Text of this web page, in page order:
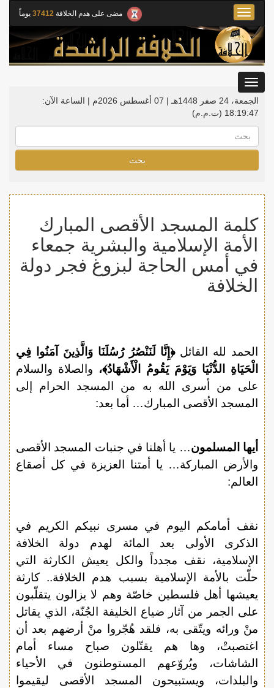
مضى على هدم الخلافة 37412 يوماً
Toggle
navigation
الجمعة، 24 صفر 1448هـ | 07 أغسطس 2026م |
الساعة الآن:
18:19:47 (ت.م.م)
بحث
كلمة المسجد الأقصى المبارك
الأمة الإسلامية والبشرية جمعاء
في أمس الحاجة لبزوغ فجر دولة
الخلافة
الحمد لله القائل﴿إِنَّا لَنَنْصُرُ رُسُلَنَا وَالَّذِينَ آمَنُوا فِي
الْحَيَاةِ الدُّنْيَا وَيَوْمَ يَقُومُ الْأَشْهَادُ﴾، والصلاة والسلام
على من أسرى الله به من المسجد الحرام إلى
المسجد الأقصى المبارك… أما بعد:
أيها المسلمون… يا أهلنا في جنبات المسجد الأقصى
والأرض المباركة… يا أمتنا العزيزة في كل أصقاع
العالم:
نقف أمامكم اليوم في مسرى نبيكم الكريم في
الذكرى الأولى بعد المائة لهدم دولة الخلافة
الإسلامية، نقف مجدداً والكل يعيش الكارثة التي
حلّت بالأمة الإسلامية بسبب هدم الخلافة.. كارثة
يعيشها أهل فلسطين خاصّة وهم لا يزالون يتقلّبون
على الجمر من آثار ضياع الخليفة الجُنّة، الذي يقاتل
منْ ورائه ويتّقى به، فلقد هُجّروا منْ أرضهم بعد أن
اغتصبتْ، وها هم يقتّلون صباح مساء أمام
الشاشات، ويُروّعهم المستوطنون في الأحياء
والبلدات، ويستبيحون المسجد الأقصى ليقيموا